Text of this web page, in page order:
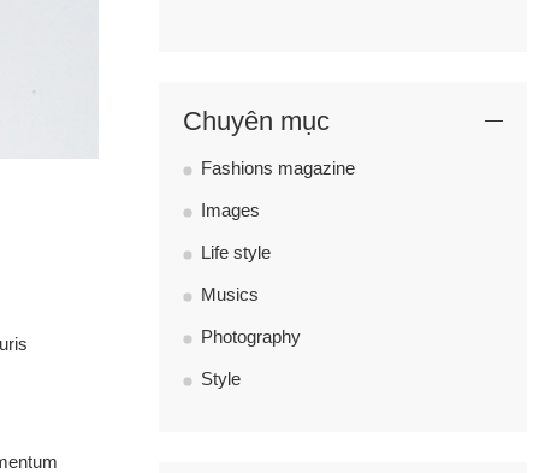
Chuyên mục
Fashions magazine
Images
Life style
Musics
Photography
Style